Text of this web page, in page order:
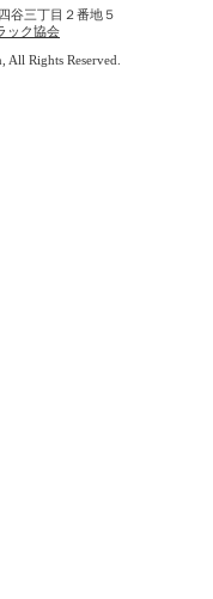
三丁目２番地５
ック協会
Rights Reserved.